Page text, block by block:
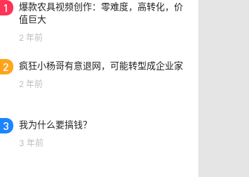
1
爆款农具视频创作：零难度，高转化，价
值巨大
2 年前
2 疯狂小杨哥有意退网，可能转型成企业家
2 年前
3 我为什么要搞钱？
3 年前